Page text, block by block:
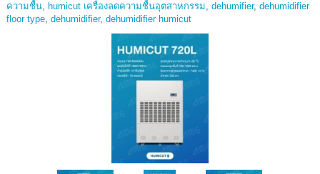
ความชื้น, humicut เครื่องลดความชื้นอุตสาหกรรม, dehumifier, dehumidifier
floor type, dehumidifier, dehumidifier humicut